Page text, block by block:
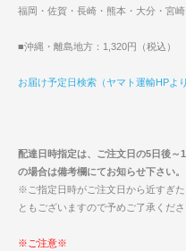
福岡・佐賀・長崎・熊本・大分・宮
■沖縄・離島地方：1,320円（税込）
お届け予定日検索（ヤマト運輸HPより
配達日時指定は、ご注文日の5日後～
の場合は備考欄にてお知らせ下さい。
※ご指定日時がご注文日から近すぎ
ともございますので予めご了承くださ
※ご注意※